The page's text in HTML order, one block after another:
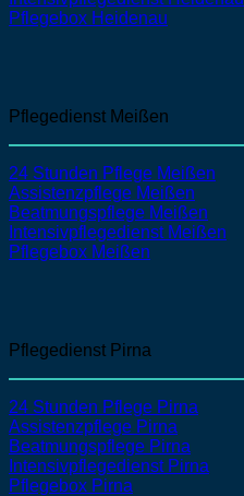
Pflegebox Heidenau
Pflegedienst Meißen
24 Stunden Pflege Meißen
Assistenzpflege Meißen
Beatmungspflege Meißen
Intensivpflegedienst Meißen
Pflegebox Meißen
Pflegedienst Pirna
24 Stunden Pflege Pirna
Assistenzpflege Pirna
Beatmungspflege Pirna
Intensivpflegedienst Pirna
Pflegebox Pirna